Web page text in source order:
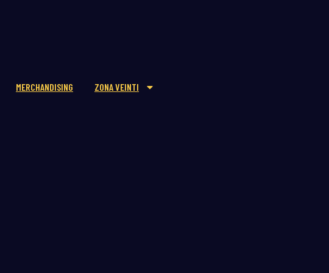
MERCHANDISING ZONA VEINTI